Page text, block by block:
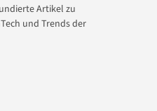
Artikel zu
und Trends der